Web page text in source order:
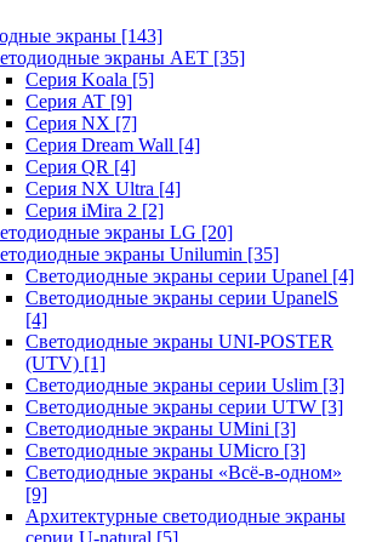
экраны [143]
экраны AET [35]
Cерия Koala [5]
Серия AT [9]
Серия NX [7]
Серия Dream Wall [4]
Серия QR [4]
Серия NX Ultra [4]
Серия iMira 2 [2]
экраны LG [20]
экраны Unilumin [35]
Светодиодные экраны серии Upanel [4]
Светодиодные экраны серии UpanelS
[4]
Светодиодные экраны UNI-POSTER
(UTV) [1]
Светодиодные экраны серии Uslim [3]
Светодиодные экраны серии UTW [3]
Светодиодные экраны UMini [3]
Светодиодные экраны UMicro [3]
Светодиодные экраны «Всё-в-одном»
[9]
Архитектурные светодиодные экраны
серии U-natural [5]